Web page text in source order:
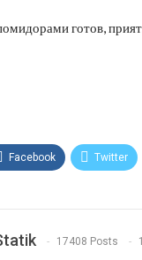
готов,
Facebook Twitter
17408 Posts